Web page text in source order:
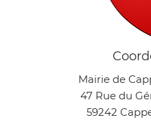
Mairie de
47 Rue du
59242